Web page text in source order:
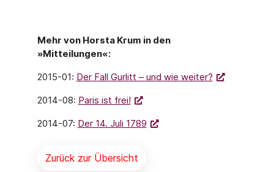
Mehr von Horsta Krum in den
»Mitteilungen«:
2015-01: Der Fall Gurlitt – und wie weiter?
2014-08: Paris ist frei!
2014-07: Der 14. Juli 1789
Zurück zur Übersicht